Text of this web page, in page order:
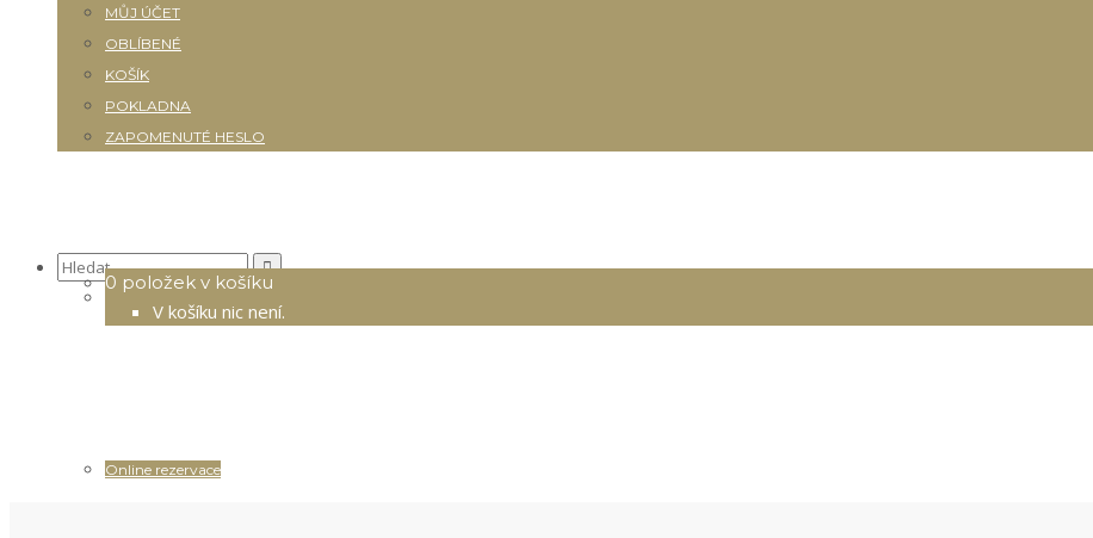
MŮJ ÚČET
OBLÍBENÉ
KOŠÍK
POKLADNA
ZAPOMENUTÉ HESLO
Search
0 položek v košíku
V košíku nic není.
Online rezervace